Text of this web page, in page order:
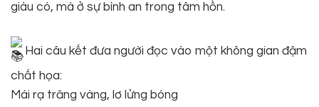
giàu có, mà ở sự bình an trong tâm hồn.
Hai câu kết đưa người đọc vào một không gian đậm
chất họa:
Mái rạ trăng vàng, lơ lửng bóng